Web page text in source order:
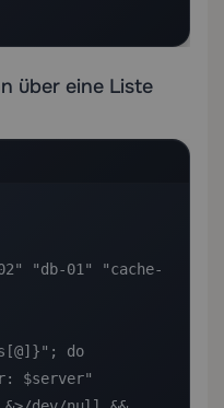
über eine Liste
"db-01" "cache-
do